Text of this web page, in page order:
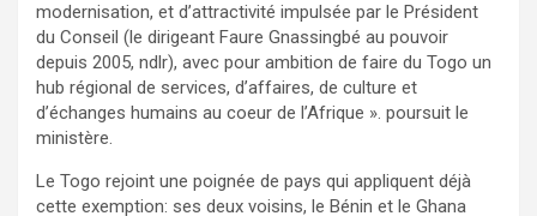
modernisation, et d’attractivité impulsée par le Président
du Conseil (le dirigeant Faure Gnassingbé au pouvoir
depuis 2005, ndlr), avec pour ambition de faire du Togo un
hub régional de services, d’affaires, de culture et
d’échanges humains au coeur de l’Afrique ». poursuit le
ministère.
Le Togo rejoint une poignée de pays qui appliquent déjà
cette exemption: ses deux voisins, le Bénin et le Ghana